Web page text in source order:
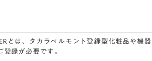
とは、タカラベルモント登録型化粧品や機
登録が必要です。